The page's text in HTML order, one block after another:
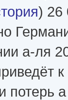
) 26
а-ля
а